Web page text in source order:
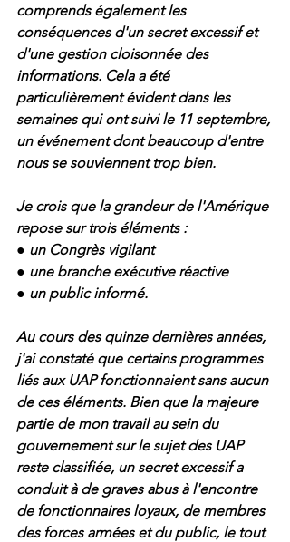
comprends également les
conséquences d'un secret excessif et
d'une gestion cloisonnée des
informations. Cela a été
particulièrement évident dans les
semaines qui ont suivi le 11 septembre,
un événement dont beaucoup d'entre
nous se souviennent trop bien.
Je crois que la grandeur de l'Amérique
repose sur trois éléments :
● un Congrès vigilant
● une branche exécutive réactive
● un public informé.
Au cours des quinze dernières années,
j'ai constaté que certains programmes
liés aux UAP fonctionnaient sans aucun
de ces éléments. Bien que la majeure
partie de mon travail au sein du
gouvernement sur le sujet des UAP
reste classifiée, un secret excessif a
conduit à de graves abus à l'encontre
de fonctionnaires loyaux, de membres
des forces armées et du public, le tout